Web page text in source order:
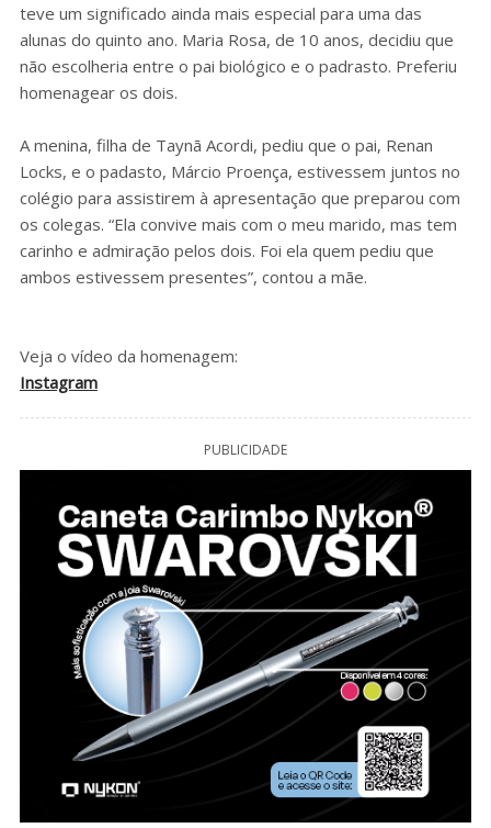
teve um significado ainda mais especial para uma das
alunas do quinto ano. Maria Rosa, de 10 anos, decidiu que
não escolheria entre o pai biológico e o padrasto. Preferiu
homenagear os dois.
A menina, filha de Taynã Acordi, pediu que o pai, Renan
Locks, e o padasto, Márcio Proença, estivessem juntos no
colégio para assistirem à apresentação que preparou com
os colegas. “Ela convive mais com o meu marido, mas tem
carinho e admiração pelos dois. Foi ela quem pediu que
ambos estivessem presentes”, contou a mãe.
Veja o vídeo da homenagem:
Instagram
PUBLICIDADE